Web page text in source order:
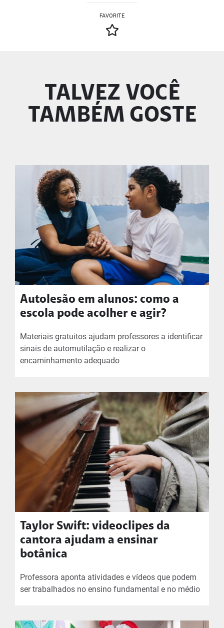
FAVORITE
TALVEZ VOCÊ
TAMBÉM GOSTE
Autolesão em alunos: como a
escola pode acolher e agir?
Materiais gratuitos ajudam professores a identificar
sinais de automutilação e realizar o
encaminhamento adequado
Taylor Swift: videoclipes da
cantora ajudam a ensinar
botânica
Professora aponta atividades e vídeos que podem
ser trabalhados no ensino fundamental e no médio